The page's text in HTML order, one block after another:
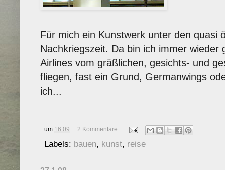
Für mich ein Kunstwerk unter den quasi
Nachkriegszeit. Da bin ich immer wieder
Airlines vom gräßlichen, gesichts- und
fliegen, fast ein Grund, Germanwings
ich...
um 16:09 2 Kommentare:
Labels: bauen, kunst, reise